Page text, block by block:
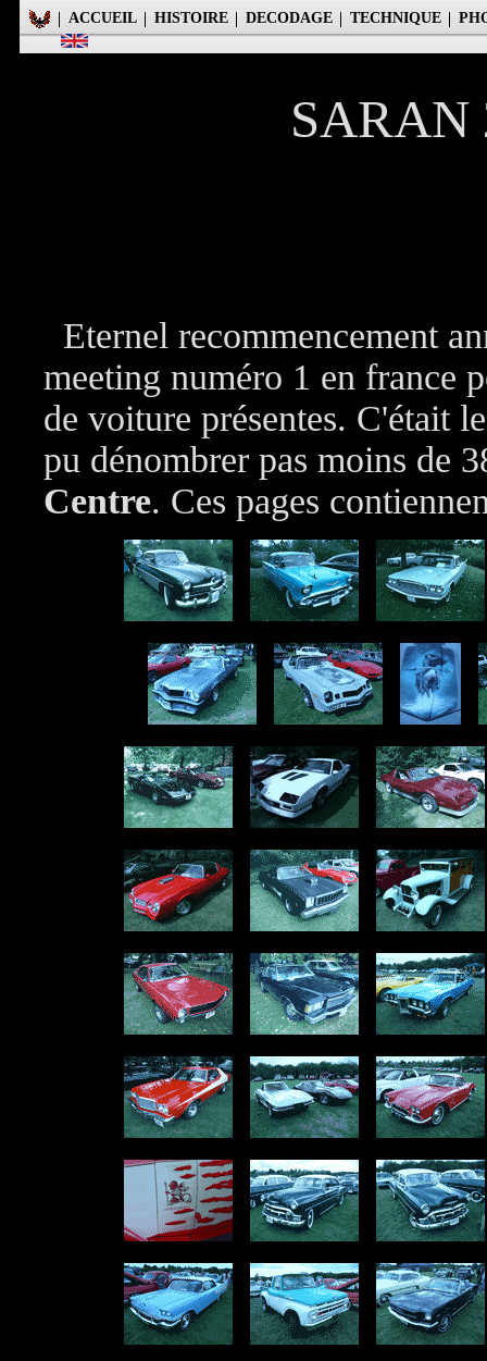
ACCUEIL HISTOIRE DECODAGE TECHNIQUE
SARAN
Eternel recommencement
meeting numéro 1 en france
de voiture présentes. C'était
pu dénombrer pas moins de
Centre. Ces pages